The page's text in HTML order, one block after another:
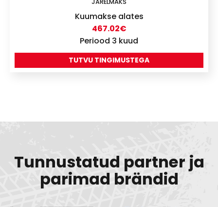
Kuumakse alates
467.02€
Periood 3 kuud
TUTVU TINGIMUSTEGA
Tunnustatud partner ja
parimad brändid